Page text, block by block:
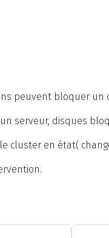
peuvent bloquer un
serveur, disques
en état(